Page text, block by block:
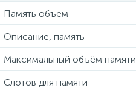
Память объем
Описание, память
Максимальный объём памяти
Слотов для памяти